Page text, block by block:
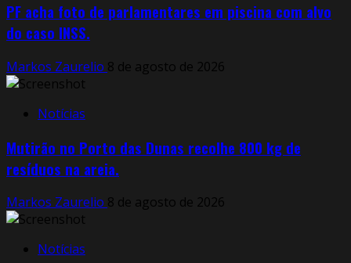
PF acha foto de parlamentares em piscina com alvo
do caso INSS.
Markos Zaurelio 8 de agosto de 2026
Notícias
Mutirão no Porto das Dunas recolhe 800 kg de
resíduos na areia.
Markos Zaurelio 8 de agosto de 2026
Notícias